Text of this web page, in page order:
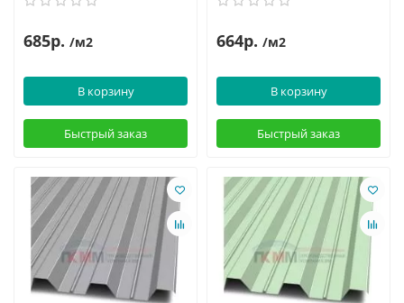
685р. /м2
В корзину
Быстрый заказ
664р. /м2
В корзину
Быстрый заказ